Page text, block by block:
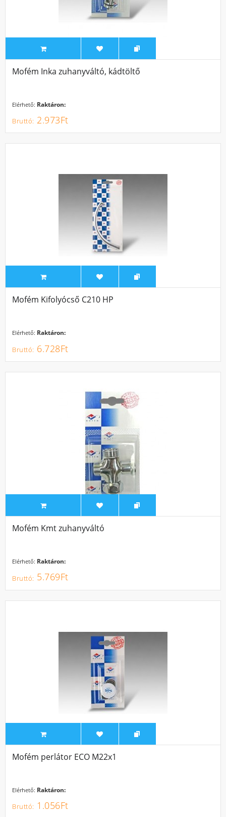
Mofém Inka zuhanyváltó, kádtöltő
Elérhető: Raktáron:
2.973Ft
Mofém Kifolyócső C210 HP
Elérhető: Raktáron:
6.728Ft
Mofém Kmt zuhanyváltó
Elérhető: Raktáron:
5.769Ft
Mofém perlátor ECO M22x1
Elérhető: Raktáron:
1.056Ft